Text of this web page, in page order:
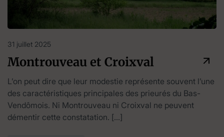
31 juillet 2025
Montrouveau et Croixval
L’on peut dire que leur modestie représente souvent l’une
des caractéristiques principales des prieurés du Bas-
Vendômois. Ni Montrouveau ni Croixval ne peuvent
démentir cette constatation. […]